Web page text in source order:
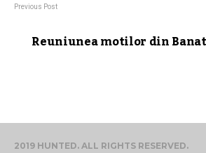
Previous Post
Reuniunea motilor din
2019 HUNTED. ALL RIGHTS RESERVED.